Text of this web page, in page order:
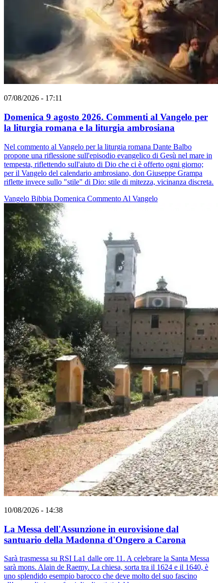
07/08/2026 - 17:11
Domenica 9 agosto 2026. Commenti al Vangelo per
la liturgia romana e la liturgia ambrosiana
Nel commento al Vangelo per la liturgia romana Dante Balbo
propone una riflessione sull'episodio evangelico di Gesù nel mare in
tempesta, riflettendo sull'aiuto di Dio che ci è offerto ogni giorno;
per il Vangelo del calendario ambrosiano, don Giuseppe Grampa
riflette invece sullo "stile" di Dio: stile di mitezza, vicinanza discreta.
Vangelo Bibbia Domenica Commento Al Vangelo
10/08/2026 - 14:38
La Messa dell'Assunzione in eurovisione dal
santuario della Madonna d'Ongero a Carona
Sarà trasmessa su RSI La1 dalle ore 11. A celebrare la Santa Messa
sarà mons. Alain de Raemy. La chiesa, sorta tra il 1624 e il 1640, è
uno splendido esempio barocco che deve molto del suo fascino